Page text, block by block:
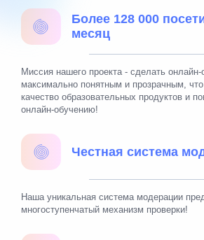
Более 128 000
месяц
Миссия нашего проекта - сделать онлайн-
максимально понятным и прозрачным,
качество образовательных продуктов и
онлайн-обучению!
Честная система
Наша уникальная система модерации
многоступенчатый механизм проверки!